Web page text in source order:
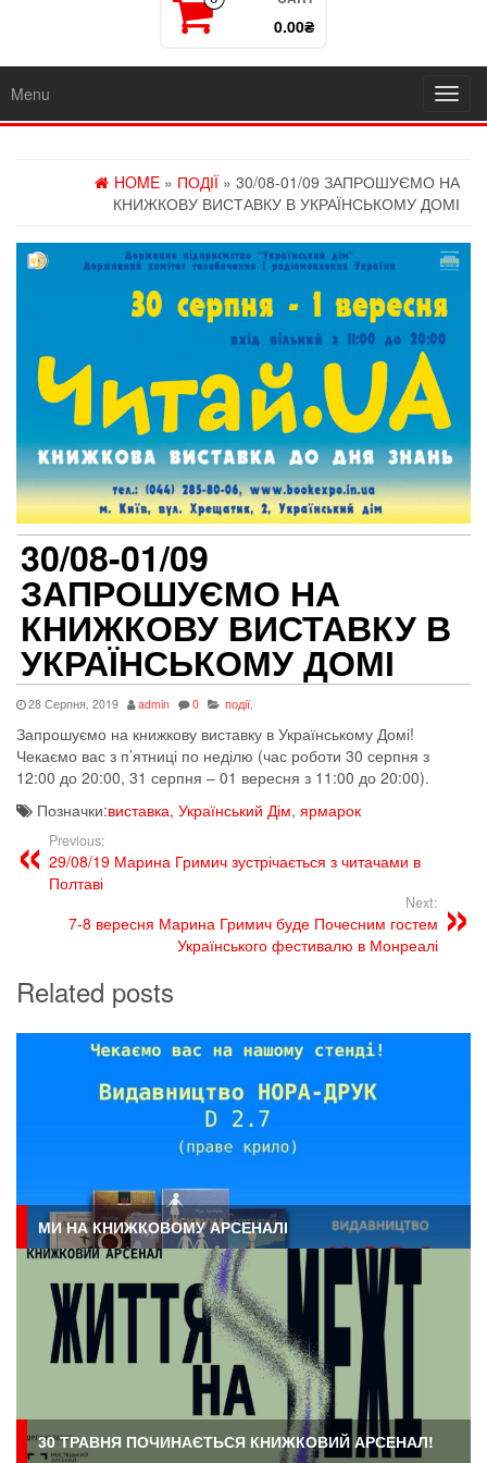
0.00₴
Menu
HOME » ПОДІЇ » 30/08-01/09 ЗАПРОШУЄМО НА
КНИЖКОВУ ВИСТАВКУ В УКРАЇНСЬКОМУ ДОМІ
30/08-01/09
ЗАПРОШУЄМО НА
КНИЖКОВУ ВИСТАВКУ В
УКРАЇНСЬКОМУ ДОМІ
28 Серпня, 2019 admin 0 події,
Запрошуємо на книжкову виставку в Українському Домі!
Чекаємо вас з п’ятниці по неділю (час роботи 30 серпня з
12:00 до 20:00, 31 серпня – 01 вересня з 11:00 до 20:00).
Позначки:виставка, Український Дім, ярмарок
Previous:
29/08/19 Марина Гримич зустрічається з читачами в
Полтаві
Next:
7-8 вересня Марина Гримич буде Почесним гостем
Українського фестивалю в Монреалі
Related posts
МИ НА КНИЖКОВОМУ АРСЕНАЛІ
30 ТРАВНЯ ПОЧИНАЄТЬСЯ КНИЖКОВИЙ АРСЕНАЛ!